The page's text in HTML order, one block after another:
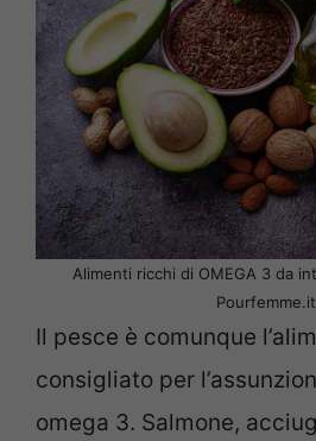
Alimenti ricchi di OMEGA 3 da
Pourfemme.it
Il pesce è comunque
consigliato per
omega 3. Salmone,